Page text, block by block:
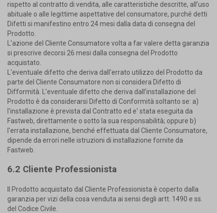
rispetto al contratto di vendita, alle caratteristiche descritte, all’uso
abituale o alle legittime aspettative del consumatore, purché detti
Difetti si manifestino entro 24 mesi dalla data di consegna del
Prodotto.
L'azione del Cliente Consumatore volta a far valere detta garanzia
si prescrive decorsi 26 mesi dalla consegna del Prodotto
acquistato.
L'eventuale difetto che deriva dall'errato utilizzo del Prodotto da
parte del Cliente Consumatore non si considera Difetto di
Difformità. L’eventuale difetto che deriva dall’installazione del
Prodotto è da considerarsi Difetto di Conformità soltanto se: a)
l'installazione è prevista dal Contratto ed e' stata eseguita da
Fastweb, direttamente o sotto la sua responsabilità; oppure b)
l'errata installazione, benché effettuata dal Cliente Consumatore,
dipende da errori nelle istruzioni di installazione fornite da
Fastweb.
6.2 Cliente Professionista
Il Prodotto acquistato dal Cliente Professionista è coperto dalla
garanzia per vizi della cosa venduta ai sensi degli artt. 1490 e ss.
del Codice Civile.